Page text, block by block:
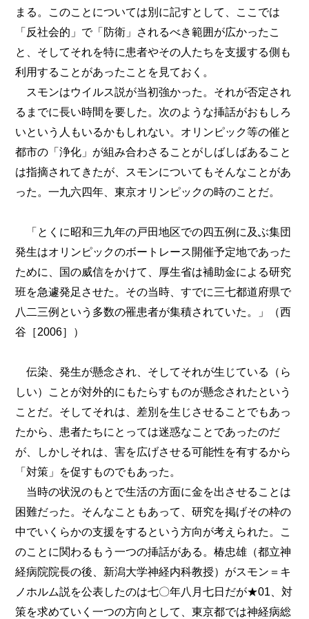
まる。このことについては別に記すとして、ここでは
「反社会的」で「防衛」されるべき範囲が広かったこ
と、そしてそれを特に患者やその人たちを支援する側も
利用することがあったことを見ておく。
スモンはウイルス説が当初強かった。それが否定され
るまでに長い時間を要した。次のような挿話がおもしろ
いという人もいるかもしれない。オリンピック等の催と
都市の「浄化」が組み合わさることがしばしばあること
は指摘されてきたが、スモンについてもそんなことがあ
った。一九六四年、東京オリンピックの時のことだ。
「とくに昭和三九年の戸田地区での四五例に及ぶ集団
発生はオリンピックのボートレース開催予定地であった
ために、国の威信をかけて、厚生省は補助金による研究
班を急遽発足させた。その当時、すでに三七都道府県で
八二三例という多数の罹患者が集積されていた。」（西
谷［2006］）
伝染、発生が懸念され、そしてそれが生じている（ら
しい）ことが対外的にもたらすものが懸念されたという
ことだ。そしてそれは、差別を生じさせることでもあっ
たから、患者たちにとっては迷惑なことであったのだ
が、しかしそれは、害を広げさせる可能性を有するから
「対策」を促すものでもあった。
当時の状況のもとで生活の方面に金を出させることは
困難だった。そんなこともあって、研究を掲げその枠の
中でいくらかの支援をするという方向が考えられた。こ
のことに関わるもう一つの挿話がある。椿忠雄（都立神
経病院院長の後、新潟大学神経内科教授）がスモン＝キ
ノホルム説を公表したのは七〇年八月七日だが★01、対
策を求めていく一つの方向として、東京都では神経病総